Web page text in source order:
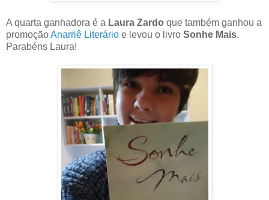
A quarta ganhadora é a Laura Zardo que também ganhou a
promoçãoAnarriê Literário e levou o livro Sonhe Mais.
Parabéns Laura!